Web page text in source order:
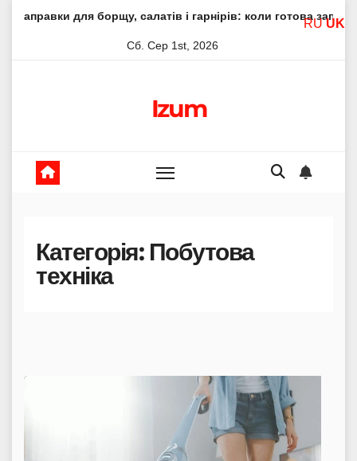
салатів і гарнірів: коли готова заправка економить час і
Сб. Сер 1st, 2026
Izum
Категорія: Побутова
техніка
RU UK